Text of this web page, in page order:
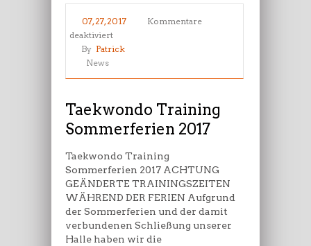
07, 27, 2017
Kommentare
deaktiviertfür
Taekwondo
Sommerferien
By Patrick
News
Taekwondo Training
Sommerferien 2017
Taekwondo Training
Sommerferien 2017 ACHTUNG
GEÄNDERTE TRAININGSZEITEN
WÄHREND DER FERIEN Aufgrund
der Sommerferien und der damit
verbundenen Schließung unserer
Halle haben wir die